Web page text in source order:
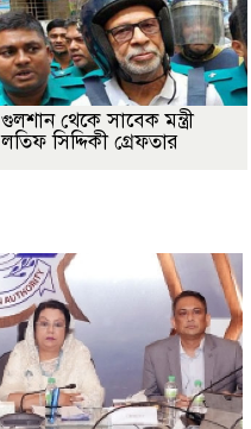
গুলশান থেকে সাবেক মন্ত্রী
লতিফ সিদ্দিকী গ্রেফতার